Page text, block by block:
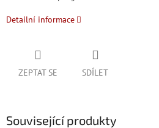
Detailní informace
ZEPTAT SE SDÍLET
Související produkty